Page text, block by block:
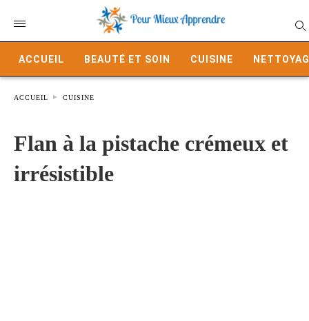
ACCUEIL BEAUTÉ ET SOIN CUISINE
ACCUEIL CUISINE
Flan à la pistache crémeux et
irrésistible